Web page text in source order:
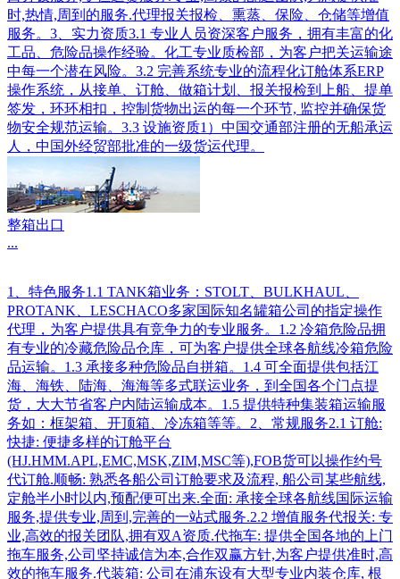
时,热情,周到的服务.代理报关报检、熏蒸、保险、仓储等增值
服务。3、实力资质3.1 专业人员资深客户服务，拥有丰富的化
工品、危险品操作经验。化工专业质检部，为客户把关运输途
中每一个潜在风险。3.2 完善系统专业的流程化订舱体系ERP
操作系统，从接单、订舱、做箱计划、报关报检到上船、提单
签发，环环相扣，控制货物出运的每一个环节, 监控并确保货
物安全规范运输。3.3 设施资质1）中国交通部注册的无船承运
人，中国外经贸部批准的一级货运代理。
整箱出口
...
1、特色服务1.1 TANK箱业务：STOLT、BULKHAUL、
PROTANK、LESCHACO多家国际知名罐箱公司的指定操作
代理，为客户提供具有竞争力的专业服务。1.2 冷箱危险品拥
有专业的冷藏危险品仓库，可为客户提供全球各航线冷箱危险
品运输。1.3 承接多种危险品自拼箱。1.4 可全面提供包括江
海、海铁、陆海、海海等多式联运业务，到全国各个门点提
货，大大节省客户内陆运输成本。1.5 提供特种集装箱运输服
务如：框架箱、开顶箱、冷冻箱等等。2、常规服务2.1 订舱:
快捷: 便捷多样的订舱平台
(HJ.HMM.APL,EMC,MSK,ZIM,MSC等),FOB货可以操作约号
代订舱.顺畅: 熟悉各船公司订舱要求及流程, 船公司某些航线,
定舱半小时以内,预配便可出来.全面: 承接全球各航线国际运输
服务,提供专业,周到,完善的一站式服务.2.2 增值服务代报关: 专
业,高效的报关团队,拥有双A资质.代拖车: 提供全国各地的上门
拖车服务,公司坚持诚信为本,合作双赢方针,为客户提供准时,高
效的拖车服务.代装箱: 公司在浦东设有大型专业内装仓库, 根